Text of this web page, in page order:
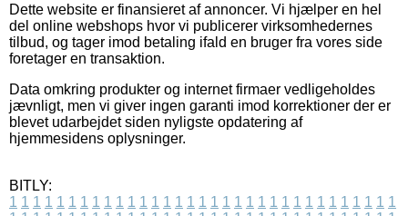
Dette website er finansieret af annoncer. Vi hjælper en hel
del online webshops hvor vi publicerer virksomhedernes
tilbud, og tager imod betaling ifald en bruger fra vores side
foretager en transaktion.
Data omkring produkter og internet firmaer vedligeholdes
jævnligt, men vi giver ingen garanti imod korrektioner der er
blevet udarbejdet siden nyligste opdatering af
hjemmesidens oplysninger.
BITLY:
1 1 1 1 1 1 1 1 1 1 1 1 1 1 1 1 1 1 1 1 1 1 1 1 1 1 1 1 1 1 1 1 1